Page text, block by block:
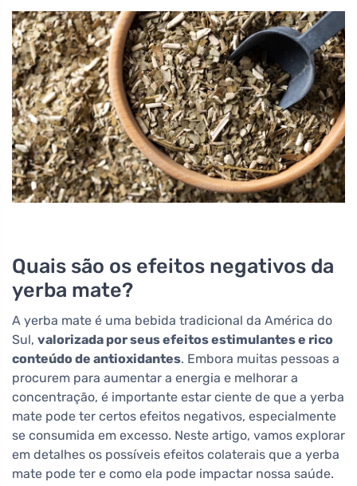
Quais são os efeitos negativos da
yerba mate?
A yerba mate é uma bebida tradicional da América do
Sul, valorizada por seus efeitos estimulantes e rico
conteúdo de antioxidantes. Embora muitas pessoas a
procurem para aumentar a energia e melhorar a
concentração, é importante estar ciente de que a yerba
mate pode ter certos efeitos negativos, especialmente
se consumida em excesso. Neste artigo, vamos explorar
em detalhes os possíveis efeitos colaterais que a yerba
mate pode ter e como ela pode impactar nossa saúde.